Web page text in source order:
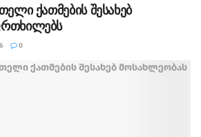
ქათმების შესახებ
0